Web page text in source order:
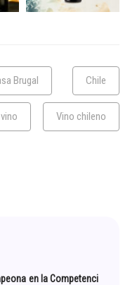
Brugal Chile
vino Vino chileno
en la Competenci